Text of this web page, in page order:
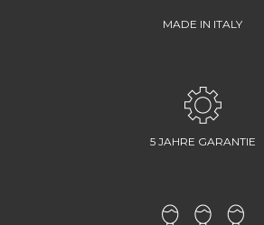
MADE IN ITALY
5 JAHRE GARANTIE